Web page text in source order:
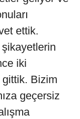
ettik.
şikayetlerin
iki
gittik. Bizim
geçersiz